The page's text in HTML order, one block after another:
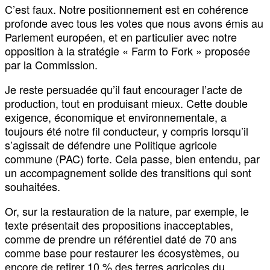
C’est faux. Notre positionnement est en cohérence
profonde avec tous les votes que nous avons émis au
Parlement européen, et en particulier avec notre
opposition à la stratégie « Farm to Fork » proposée
par la Commission.
Je reste persuadée qu’il faut encourager l’acte de
production, tout en produisant mieux. Cette double
exigence, économique et environnementale, a
toujours été notre fil conducteur, y compris lorsqu’il
s’agissait de défendre une Politique agricole
commune (PAC) forte. Cela passe, bien entendu, par
un accompagnement solide des transitions qui sont
souhaitées.
Or, sur la restauration de la nature, par exemple, le
texte présentait des propositions inacceptables,
comme de prendre un référentiel daté de 70 ans
comme base pour restaurer les écosystèmes, ou
encore de retirer 10 % des terres agricoles du